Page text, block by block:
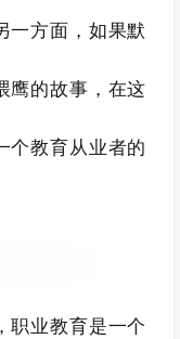
一方面，如果默
鹰的故事，在这
个教育从业者的
职业教育是一个